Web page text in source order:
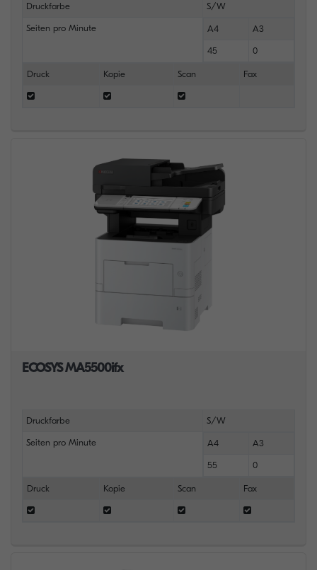
Druckfarbe S/W
Seiten pro Minute A4 A3
45 0
Druck Kopie Scan Fax
ECOSYS MA5500ifx
Druckfarbe S/W
Seiten pro Minute A4 A3
55 0
Druck Kopie Scan Fax